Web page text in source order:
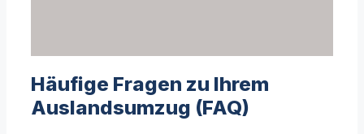
Häufige Fragen zu Ihrem
Auslandsumzug (FAQ)